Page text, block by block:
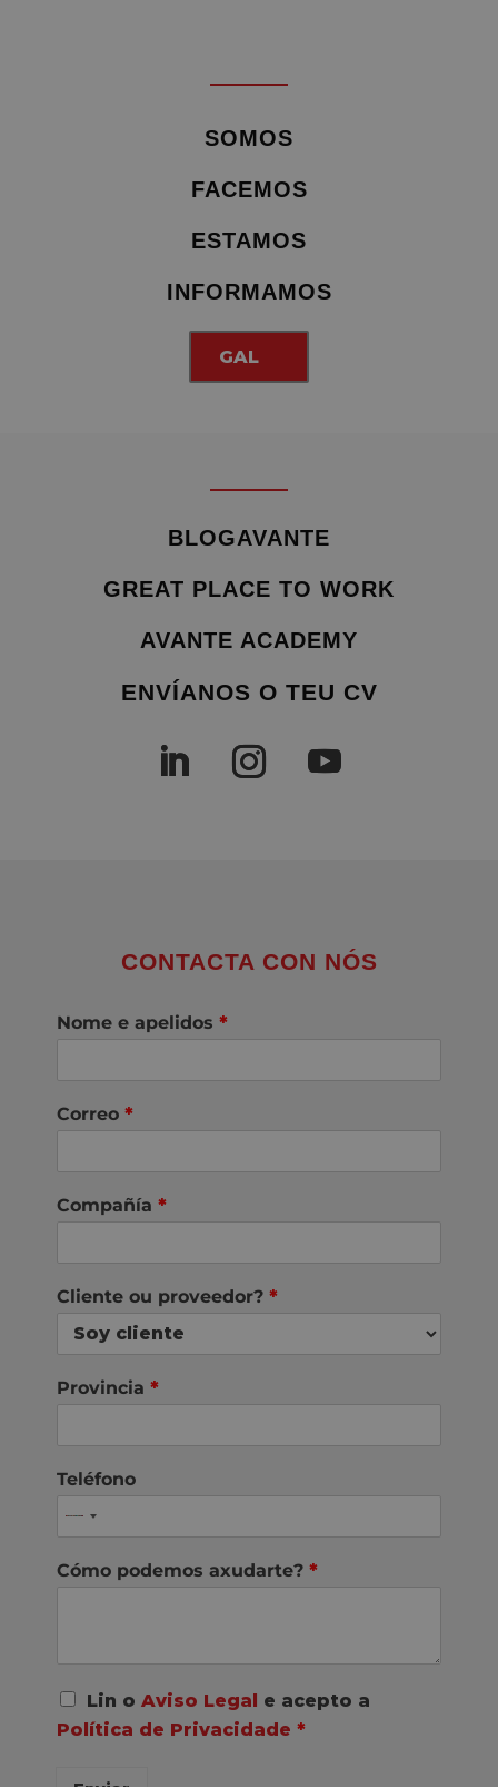
SOMOS
FACEMOS
ESTAMOS
INFORMAMOS
GAL
BLOGAVANTE
GREAT PLACE TO WORK
AVANTE ACADEMY
ENVÍANOS O TEU CV
CONTACTA CON NÓS
Nome e apelidos *
Correo *
Compañía *
Cliente ou proveedor? *
Provincia *
Teléfono
Cómo podemos axudarte? *
A
o
Lin o Aviso Legal e acepto a
Política de Privacidade *